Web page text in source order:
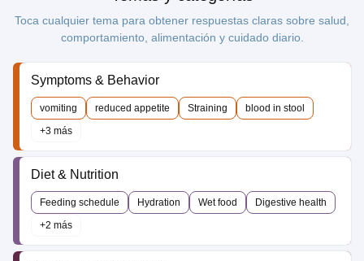
Toca cualquier tema para obtener respuestas claras sobre salud,
comportamiento, alimentación y cuidado diario.
Symptoms & Behavior
vomiting reduced appetite Straining
blood in stool
+3 más
Diet & Nutrition
Feeding schedule Hydration Wet food
Digestive health
+2 más